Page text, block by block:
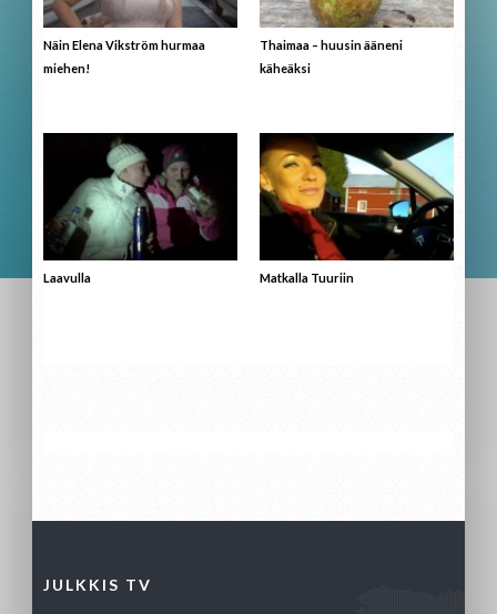
Näin Elena Vikström hurmaa
miehen!
Thaimaa – huusin ääneni
käheäksi
Laavulla Matkalla Tuuriin
JULKKIS TV